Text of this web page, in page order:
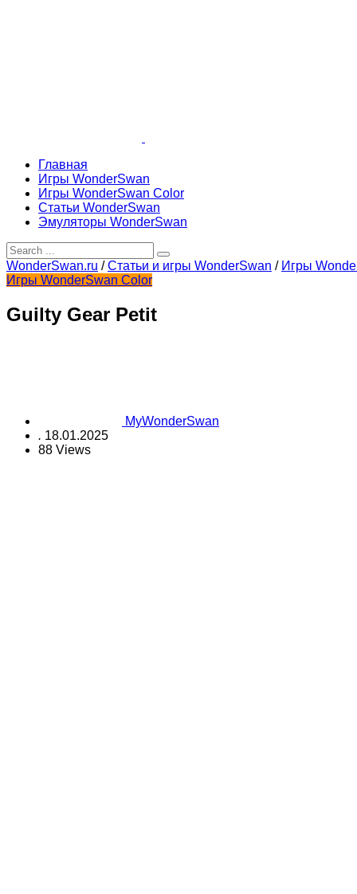
Главная
Игры WonderSwan
Игры WonderSwan Color
Статьи WonderSwan
Эмуляторы WonderSwan
WonderSwan.ru /Статьи и игры WonderSwan / Игры
Игры WonderSwan Color
Guilty Gear Petit
MyWonderSwan
. 18.01.2025
88 Views